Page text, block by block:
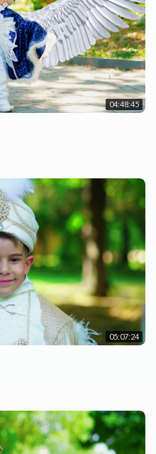
04:48:45
05:07:24